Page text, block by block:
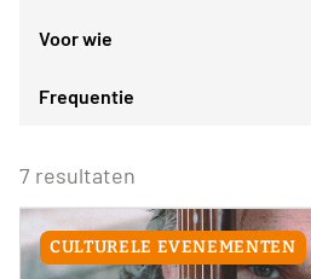
Ontspanningsnamiddagen
ma
3
10
11 12 13
17
18 19 20
24
25 26 27
Voor wie
Voor iedereen
Voor Neos leden van de
Frequentie
Wederkerend
7 resultaten
CULTURELE EVENEMENTEN